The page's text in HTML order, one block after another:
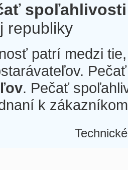
spoľahlivosti
republiky
patrí medzi
. Pečať
k